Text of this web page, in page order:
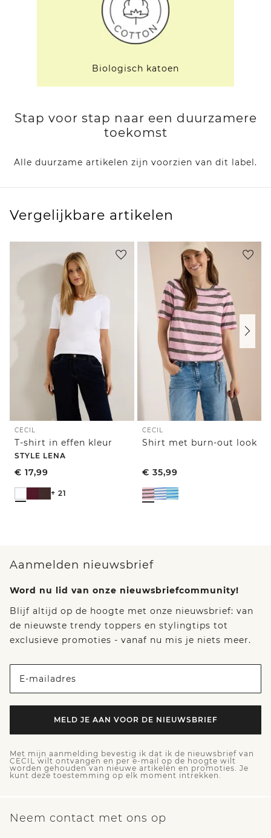
Biologisch katoen
Stap voor stap naar een duurzamere
toekomst
Alle duurzame artikelen zijn voorzien van dit label.
Vergelijkbare artikelen
CECIL
T-shirt in effen kleur
STYLE LENA
€ 17,99
+ 21
CECIL
Shirt met burn-out look
€ 35,99
Aanmelden nieuwsbrief
Word nu lid van onze nieuwsbriefcommunity!
Blijf altijd op de hoogte met onze nieuwsbrief: van
de nieuwste trendy toppers en stylingtips tot
exclusieve promoties - vanaf nu mis je niets meer.
E-mailadres
MELD JE AAN VOOR DE NIEUWSBRIEF
Met mijn aanmelding bevestig ik dat ik de nieuwsbrief van
CECIL wilt ontvangen en per e-mail op de hoogte wilt
worden gehouden van nieuwe artikelen en promoties. Je
kunt deze toestemming op elk moment intrekken.
Neem contact met ons op